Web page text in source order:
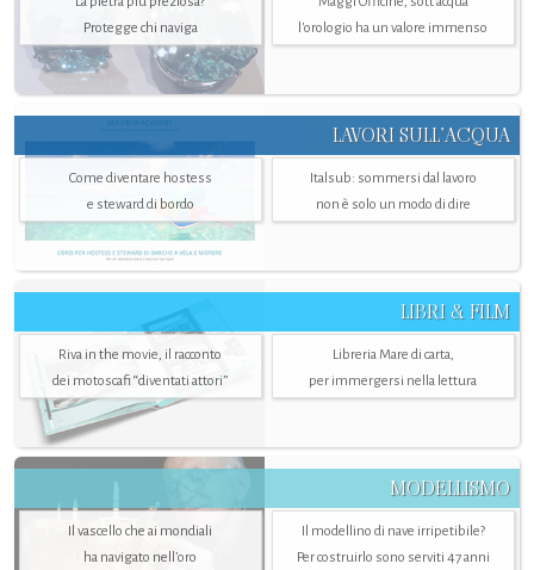
Protegge chi naviga
l'orologio ha un valore immenso
LAVORI SULL’ACQUA
Come diventare hostess
e steward di bordo
Italsub: sommersi dal lavoro
non è solo un modo di dire
LIBRI & FILM
Riva in the movie, il racconto
dei motoscafi “diventati attori”
Libreria Mare di carta,
per immergersi nella lettura
MODELLISMO
Il vascello che ai mondiali
ha navigato nell’oro
Il modellino di nave irripetibile?
Per costruirlo sono serviti 47 anni